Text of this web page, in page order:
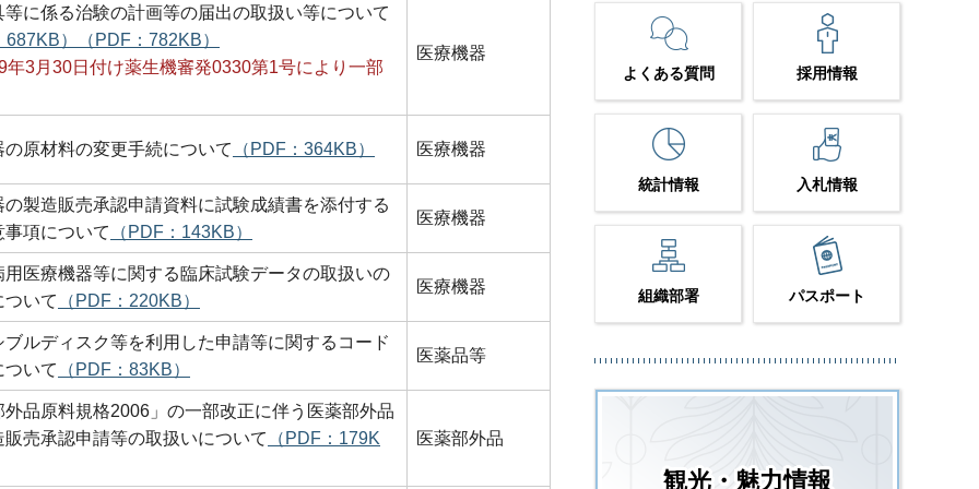
等に係る治験の計画等の届出の取扱い等について
）
（PDF：782KB）
年3月30日付け薬生機審発0330第1号により一部
医療機器
の原材料の変更手続について （PDF：364KB） 医療機器
の製造販売承認申請資料に試験成績書を添付する
事項について
（PDF：143KB）
医療機器
用医療機器等に関する臨床試験データの取扱いの
ついて
（PDF：220KB）
医療機器
ブルディスク等を利用した申請等に関するコード
ついて
（PDF：83KB）
医薬品等
外品原料規格2006」の一部改正に伴う医薬部外品
販売承認申請等の取扱いについて
（PDF：179K 医薬部外品
よくある質問 採用情報
統計情報 入札情報
組織部署 パスポート
観光・魅力情報